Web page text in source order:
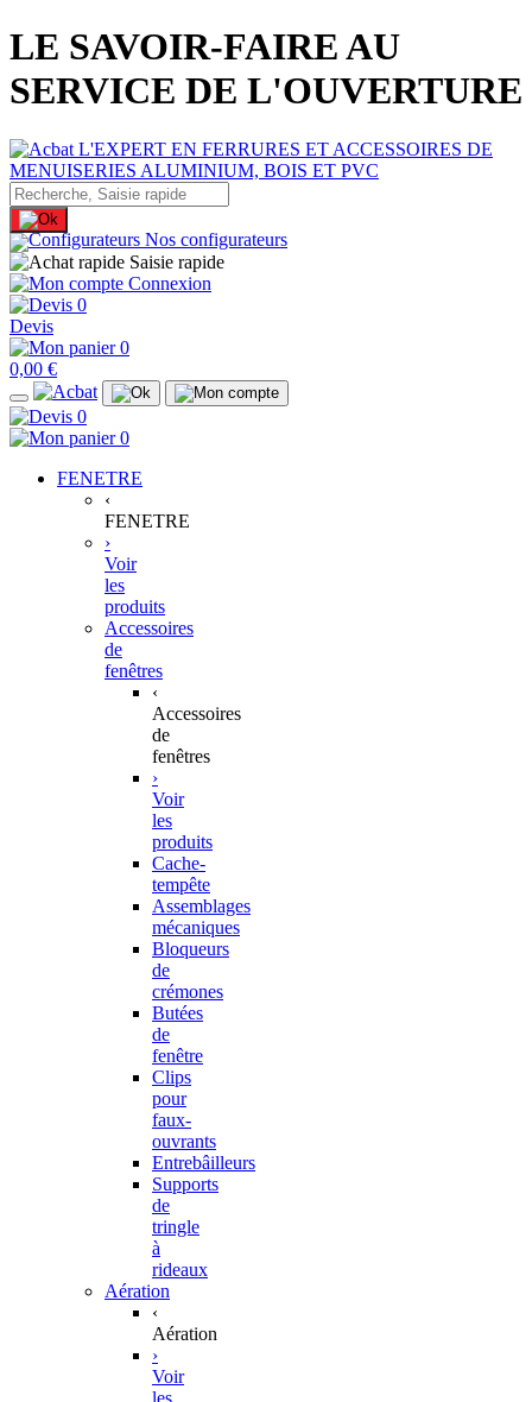
LE SAVOIR-FAIRE AU
SERVICE DE L'OUVERTURE
Nos configurateurs
Saisie rapide
Connexion
0
Devis
0
0,00 €
0
0
FENETRE
‹
FENETRE
›
Voir
les
produits
Accessoires
de
fenêtres
‹
Accessoires
de
fenêtres
›
Voir
les
produits
Cache-
tempête
Assemblages
mécaniques
Bloqueurs
de
crémones
Butées
de
fenêtre
Clips
pour
faux-
ouvrants
Entrebâilleurs
Supports
de
tringle
à
rideaux
Aération
‹
Aération
›
Voir
les